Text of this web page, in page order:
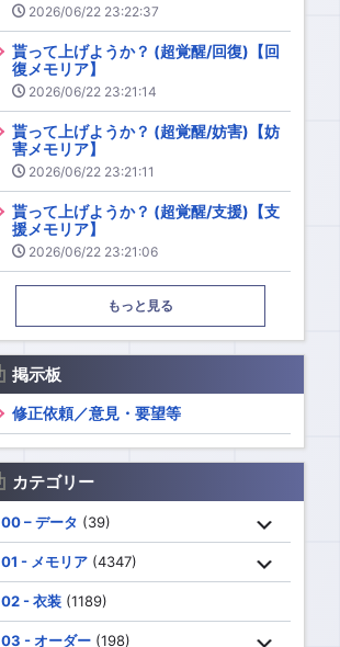
2026/06/22 23:22:37
貰って上げようか？ (超覚醒/回復)【回
復メモリア】
2026/06/22 23:21:14
貰って上げようか？ (超覚醒/妨害)【妨
害メモリア】
2026/06/22 23:21:11
貰って上げようか？ (超覚醒/支援)【支
援メモリア】
2026/06/22 23:21:06
もっと見る
掲示板
修正依頼／意見・要望等
カテゴリー
00 – データ (39)
01 - メモリア (4347)
02 - 衣装 (1189)
03 - オーダー (198)